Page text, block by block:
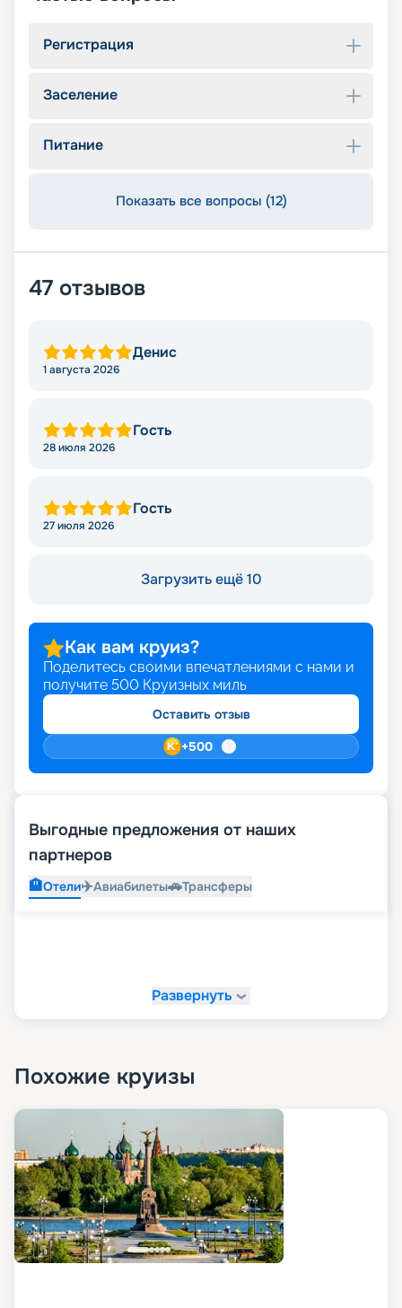
Регистрация
Заселение
Питание
Показать все вопросы (12)
47 отзывов
Денис
1 августа 2026
Гость
28 июля 2026
Гость
27 июля 2026
Загрузить ещё 10
Как вам круиз?
Поделитесь своими впечатлениями с нами и
получите 500 Круизных миль
Оставить отзыв
+500
Выгодные предложения от наших
партнеров
🏨Отели✈️Авиабилеты🚗Трансферы
Развернуть
Похожие круизы